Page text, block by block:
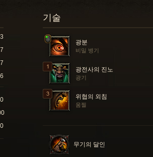
기술
광분
비밀 병기
광전사의 진노
광기
위협의 외침
움찔
무기의 달인